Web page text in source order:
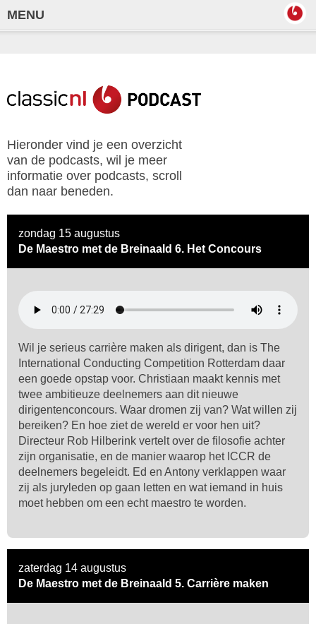
MENU
Hieronder vind je een overzicht
van de podcasts, wil je meer
informatie over podcasts, scroll
dan naar beneden.
zondag 15 augustus
De Maestro met de Breinaald 6. Het Concours
Wil je serieus carrière maken als dirigent, dan is The
International Conducting Competition Rotterdam daar
een goede opstap voor. Christiaan maakt kennis met
twee ambitieuze deelnemers aan dit nieuwe
dirigentenconcours. Waar dromen zij van? Wat willen zij
bereiken? En hoe ziet de wereld er voor hen uit?
Directeur Rob Hilberink vertelt over de filosofie achter
zijn organisatie, en de manier waarop het ICCR de
deelnemers begeleidt. Ed en Antony verklappen waar
zij als juryleden op gaan letten en wat iemand in huis
moet hebben om een echt maestro te worden.
zaterdag 14 augustus
De Maestro met de Breinaald 5. Carrière maken